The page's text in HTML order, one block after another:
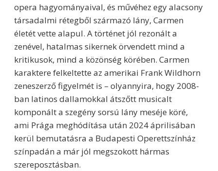
opera hagyományaival, és művéhez egy alacsony
társadalmi rétegből származó lány, Carmen
életét vette alapul. A történet jól rezonált a
zenével, hatalmas sikernek örvendett mind a
kritikusok, mind a közönség körében. Carmen
karaktere felkeltette az amerikai Frank Wildhorn
zeneszerző figyelmét is – olyannyira, hogy 2008-
ban latinos dallamokkal átszőtt musicalt
komponált a szegény sorsú lány meséje köré,
ami Prága meghódítása után 2024 áprilisában
kerül bemutatásra a Budapesti Operettszínház
színpadán a már jól megszokott hármas
szereposztásban.